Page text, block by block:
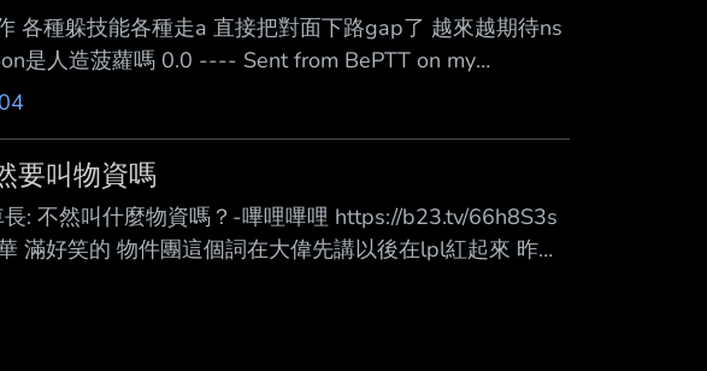
各種躲技能各種走a 直接把對面下路gap了 越來越期待ns
是人造菠蘿嗎 0.0 ---- Sent from BePTT on my
要叫物資嗎
: 不然叫什麼物資嗎？-嗶哩嗶哩 https://b23.tv/66h8S3s
滿好笑的 物件團這個詞在大偉先講以後在lpl紅起來 昨天
思 車掌表示不然要說物資(烏茲)嗎 【姿態問車長振奮在
甲梗，真繃不住了-嗶哩嗶哩 】 https://b23.tv/ntp1vls 還
終恨意在台服叫什麼名字 車掌:叫無盡絕